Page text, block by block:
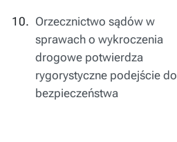
Orzecznictwo sądów w
sprawach o wykroczenia
drogowe potwierdza
rygorystyczne podejście do
bezpieczeństwa